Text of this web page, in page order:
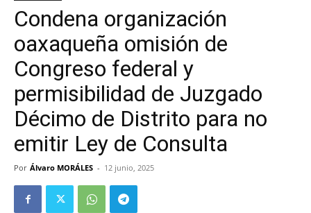
Condena organización
oaxaqueña omisión de
Congreso federal y
permisibilidad de Juzgado
Décimo de Distrito para no
emitir Ley de Consulta
Por Álvaro MORÁLES - 12 junio, 2025